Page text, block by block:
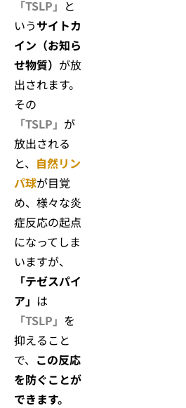
「TSLP」 と
いうサイトカ
イン（お知ら
せ物質） が放
出されます。
その
「TSLP」 が
放出される
と、 自然リン
パ球が目覚
め、様々な炎
症反応の起点
になってしま
いますが、
「テゼスパイ
ア」 は
「TSLP」 を
抑えること
で、 この反応
を防ぐことが
できます。